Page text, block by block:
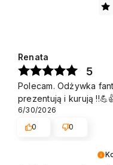
Renata
5
Polecam. Odżywka
prezentują i kurują
6/30/2026
0
0